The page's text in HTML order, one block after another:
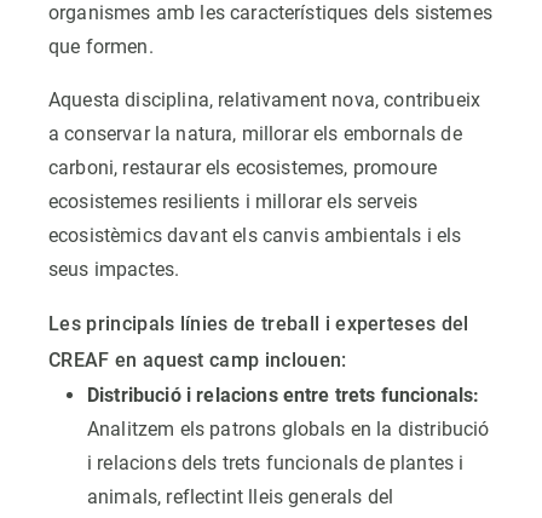
organismes amb les característiques dels sistemes
que formen.
Aquesta disciplina, relativament nova, contribueix
a conservar la natura, millorar els embornals de
carboni, restaurar els ecosistemes, promoure
ecosistemes resilients i millorar els serveis
ecosistèmics davant els canvis ambientals i els
seus impactes.
Les principals línies de treball i experteses del
CREAF en aquest camp inclouen:
Distribució i relacions entre trets funcionals:
Analitzem els patrons globals en la distribució
i relacions dels trets funcionals de plantes i
animals, reflectint lleis generals del